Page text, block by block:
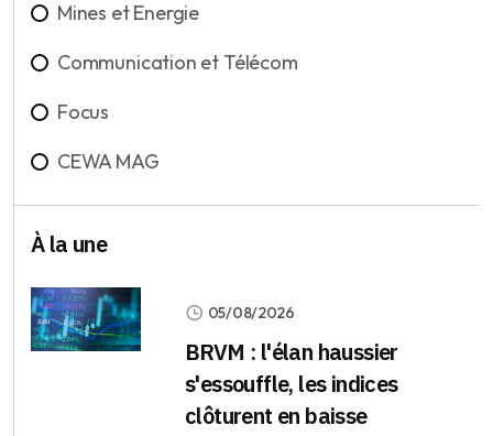
Mines et Energie
Communication et Télécom
Focus
CEWA MAG
À la une
05/08/2026
BRVM : l'élan haussier
s'essouffle, les indices
clôturent en baisse